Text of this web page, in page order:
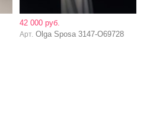
42 000 руб.
Арт.Olga Sposa 3147-O69728